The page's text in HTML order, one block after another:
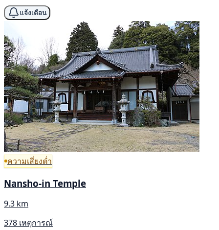
แจ้งเตือน
ความเสี่ยงต่ำ
Nansho-in Temple
9.3 km
378 เหตุการณ์